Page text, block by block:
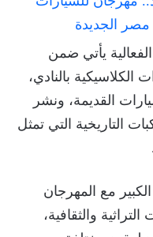
يأتي ضمن
الكلاسيكية بالنادي،
القديمة، ونشر
التاريخية التي تمثل
مع المهرجان
والثقافية،